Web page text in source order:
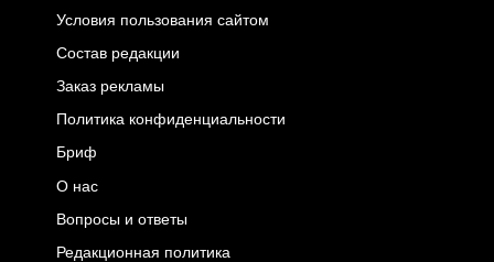
Условия пользования сайтом
Состав редакции
Заказ рекламы
Политика конфиденциальности
Бриф
О нас
Вопросы и ответы
Редакционная политика